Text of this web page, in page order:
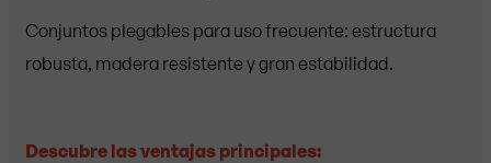
Conjuntos plegables para uso frecuente: estructura
robusta, madera resistente y gran estabilidad.
Descubre las ventajas principales: